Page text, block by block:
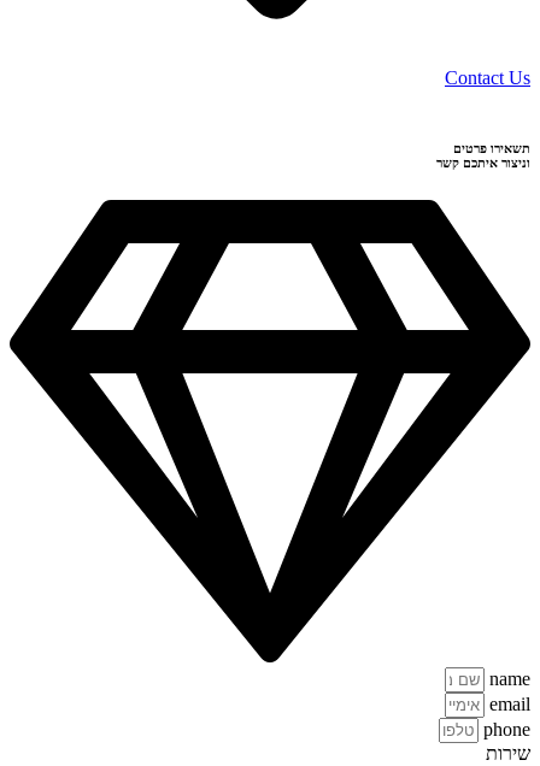
Contact Us
תשאירו פרטים
וניצור איתכם קשר
name
email
phone
שירות